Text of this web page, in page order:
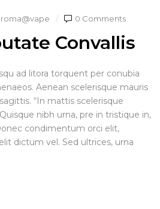
0 Comments
Convallis
ad litora torquent per conubia
Aenean scelerisque mauris
“In mattis scelerisque
nibh urna, pre in tristique in,
condimentum orci elit,
dictum vel. Sed ultrices, urna